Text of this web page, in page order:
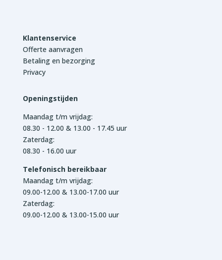
Klantenservice
Offerte aanvragen
Betaling en bezorging
Privacy
Openingstijden
Maandag t/m vrijdag:
08.30 - 12.00 & 13.00 - 17.45 uur
Zaterdag:
08.30 - 16.00 uur
Telefonisch bereikbaar
Maandag t/m vrijdag:
09.00-12.00 & 13.00-17.00 uur
Zaterdag:
09.00-12.00 & 13.00-15.00 uur